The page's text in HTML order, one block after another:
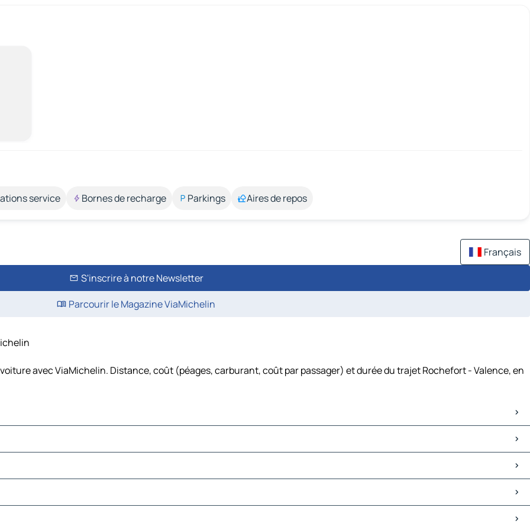
service Bornes de recharge Parkings Aires de repos
Français
S'inscrire à notre Newsletter
Parcourir le Magazine ViaMichelin
avec ViaMichelin. Distance, coût (péages, carburant, coût par passager) et durée du trajet Rochefort - Valence, en